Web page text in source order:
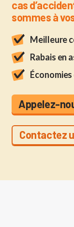
cas
sommes à
Meilleure
Rabais en
Appelez-
Contactez